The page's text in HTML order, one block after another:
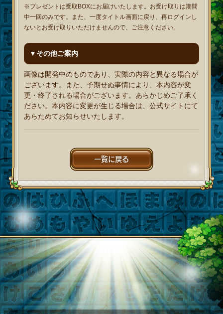
※プレゼントは受取BOXにお届けいたします。お受け取りは期間
中一回のみです。また、一度タイトル画面に戻り、再ログインし
ないとお受け取りいただけませんので、ご注意ください。
▼その他ご案内
画像は開発中のものであり、実際の内容と異なる場合が
ございます。また、予期せぬ事情により、本内容が変
更・終了される場合がございます。あらかじめご了承く
ださい。本内容に変更が生じる場合は、公式サイトにて
あらためてお知らせいたします。
一覧に戻る